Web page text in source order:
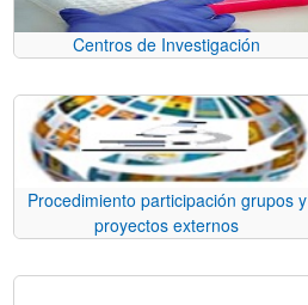
Centros de Investigación
Procedimiento participación grupos y
proyectos externos